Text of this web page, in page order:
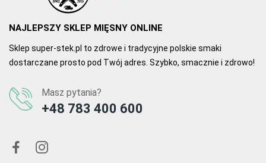
NAJLEPSZY SKLEP MIĘSNY ONLINE
Sklep super-stek.pl to zdrowe i tradycyjne polskie smaki
dostarczane prosto pod Twój adres. Szybko, smacznie i zdrowo!
Masz pytania?
+48 783 400 600